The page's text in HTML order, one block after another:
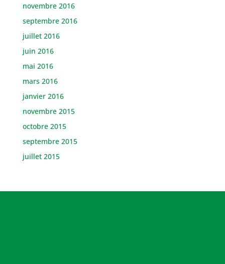
novembre 2016
septembre 2016
juillet 2016
juin 2016
mai 2016
mars 2016
janvier 2016
novembre 2015
octobre 2015
septembre 2015
juillet 2015